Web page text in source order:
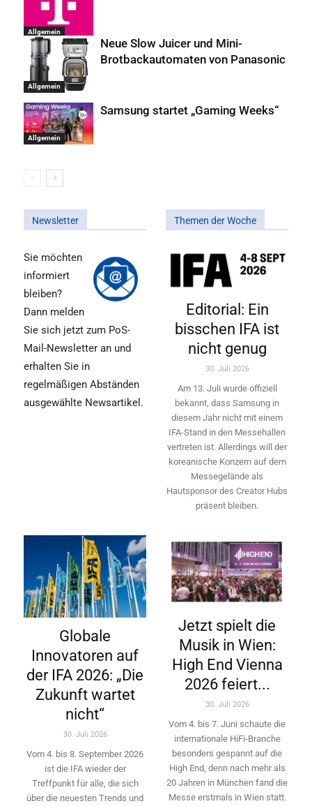
Allgemein
Allgemein
Neue Slow Juicer und Mini-
Brotbackautomaten von Panasonic
Allgemein
Samsung startet „Gaming Weeks“
Newsletter
Sie möchten
informiert
bleiben?
Dann melden
Sie sich jetzt zum PoS-
Mail-Newsletter an und
erhalten Sie in
regelmäßigen Abständen
ausgewählte Newsartikel.
Themen der Woche
Editorial: Ein
bisschen IFA ist
nicht genug
30. Juli 2026
Am 13. Juli wurde offiziell
bekannt, dass Samsung in
diesem Jahr nicht mit einem
IFA-Stand in den Messehallen
vertreten ist. Allerdings will ­der
koreanische Konzern auf dem
Messegelände als
Hautsponsor des Creator Hubs
präsent bleiben.
Globale
Innovatoren auf
der IFA 2026: „Die
Zukunft wartet
nicht“
30. Juli 2026
Vom 4. bis 8. September 2026
ist die IFA wieder der
Treffpunkt für alle, die sich
über die neuesten Trends und
Jetzt spielt die
Musik in Wien:
High End Vienna
2026 feiert...
30. Juli 2026
Vom 4. bis 7. Juni schaute die
internationale HiFi-Branche
besonders gespannt auf die
High End, denn nach mehr als
20 Jahren in München fand die
Messe erstmals in Wien statt.